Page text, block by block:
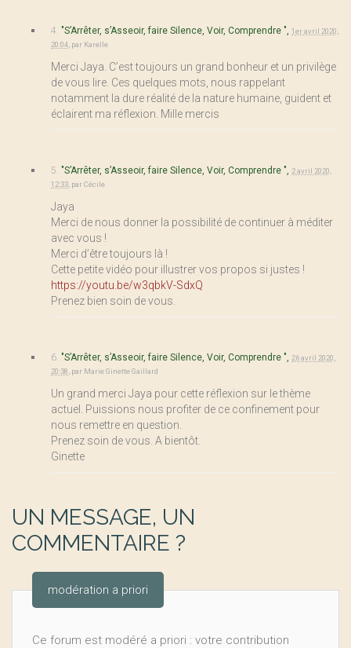
4. "S’Arrêter, s’Asseoir, faire Silence, Voir, Comprendre ", 1er avril 2020,
20:04 par Karelle
Merci Jaya. C’est toujours un grand bonheur et un privilège
de vous lire. Ces quelques mots, nous rappelant
notamment la dure réalité de la nature humaine, guident et
éclairent ma réflexion. Mille mercis
5. "S’Arrêter, s’Asseoir, faire Silence, Voir, Comprendre ", 2 avril 2020,
12:33 parCécile
Jaya
Merci de nous donner la possibilité de continuer à méditer
avec vous !
Merci d’être toujours là !
Cette petite vidéo pour illustrer vos propos si justes !
https://youtu.be/w3qbkV-SdxQ
Prenez bien soin de vous.
6. "S’Arrêter, s’Asseoir, faire Silence, Voir, Comprendre ", 26 avril 2020,
20:38 par Marie Ginette Gaillard
Un grand merci Jaya pour cette réflexion sur le thème
actuel. Puissions nous profiter de ce confinement pour
nous remettre en question.
Prenez soin de vous. A bientôt.
Ginette
UN MESSAGE, UN
COMMENTAIRE ?
modération a priori
Ce forum est modéré a priori : votre contribution